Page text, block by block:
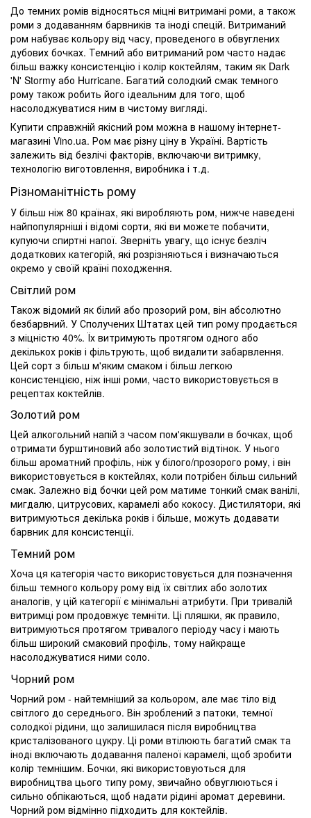
До темних ромів відносяться міцні витримані роми, а також
роми з додаванням барвників та іноді спецій. Витриманий
ром набуває кольору від часу, проведеного в обвуглених
дубових бочках. Темний або витриманий ром часто надає
більш важку консистенцію і колір коктейлям, таким як Dark
'N' Stormy або Hurricane. Багатий солодкий смак темного
рому також робить його ідеальним для того, щоб
насолоджуватися ним в чистому вигляді.
Купити справжній якісний ром можна в нашому інтернет-
магазині Vino.ua. Ром має різну ціну в Україні. Вартість
залежить від безлічі факторів, включаючи витримку,
технологію виготовлення, виробника і т.д.
Різноманітність рому
У більш ніж 80 країнах, які виробляють ром, нижче наведені
найпопулярніші і відомі сорти, які ви можете побачити,
купуючи спиртні напої. Зверніть увагу, що існує безліч
додаткових категорій, які розрізняються і визначаються
окремо у своїй країні походження.
Світлий ром
Також відомий як білий або прозорий ром, він абсолютно
безбарвний. У Сполучених Штатах цей тип рому продається
з міцністю 40%. Їх витримують протягом одного або
декількох років і фільтрують, щоб видалити забарвлення.
Цей сорт з більш м'яким смаком і більш легкою
консистенцією, ніж інші роми, часто використовується в
рецептах коктейлів.
Золотий ром
Цей алкогольний напій з часом пом'якшували в бочках, щоб
отримати бурштиновий або золотистий відтінок. У нього
більш ароматний профіль, ніж у білого/прозорого рому, і він
використовується в коктейлях, коли потрібен більш сильний
смак. Залежно від бочки цей ром матиме тонкий смак ванілі,
мигдалю, цитрусових, карамелі або кокосу. Дистилятори, які
витримуються декілька років і більше, можуть додавати
барвник для консистенції.
Темний ром
Хоча ця категорія часто використовується для позначення
більш темного кольору рому від їх світлих або золотих
аналогів, у цій категорії є мінімальні атрибути. При тривалій
витримці ром продовжує темніти. Ці пляшки, як правило,
витримуються протягом тривалого періоду часу і мають
більш широкий смаковий профіль, тому найкраще
насолоджуватися ними соло.
Чорний ром
Чорний ром - найтемніший за кольором, але має тіло від
світлого до середнього. Він зроблений з патоки, темної
солодкої рідини, що залишилася після виробництва
кристалізованого цукру. Ці роми втілюють багатий смак та
іноді включають додавання паленої карамелі, щоб зробити
колір темнішим. Бочки, які використовуються для
виробництва цього типу рому, звичайно обвуглюються і
сильно обпікаються, щоб надати рідині аромат деревини.
Чорний ром відмінно підходить для коктейлів.